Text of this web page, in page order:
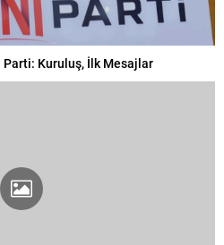
Parti: Kuruluş, İlk Mesajlar